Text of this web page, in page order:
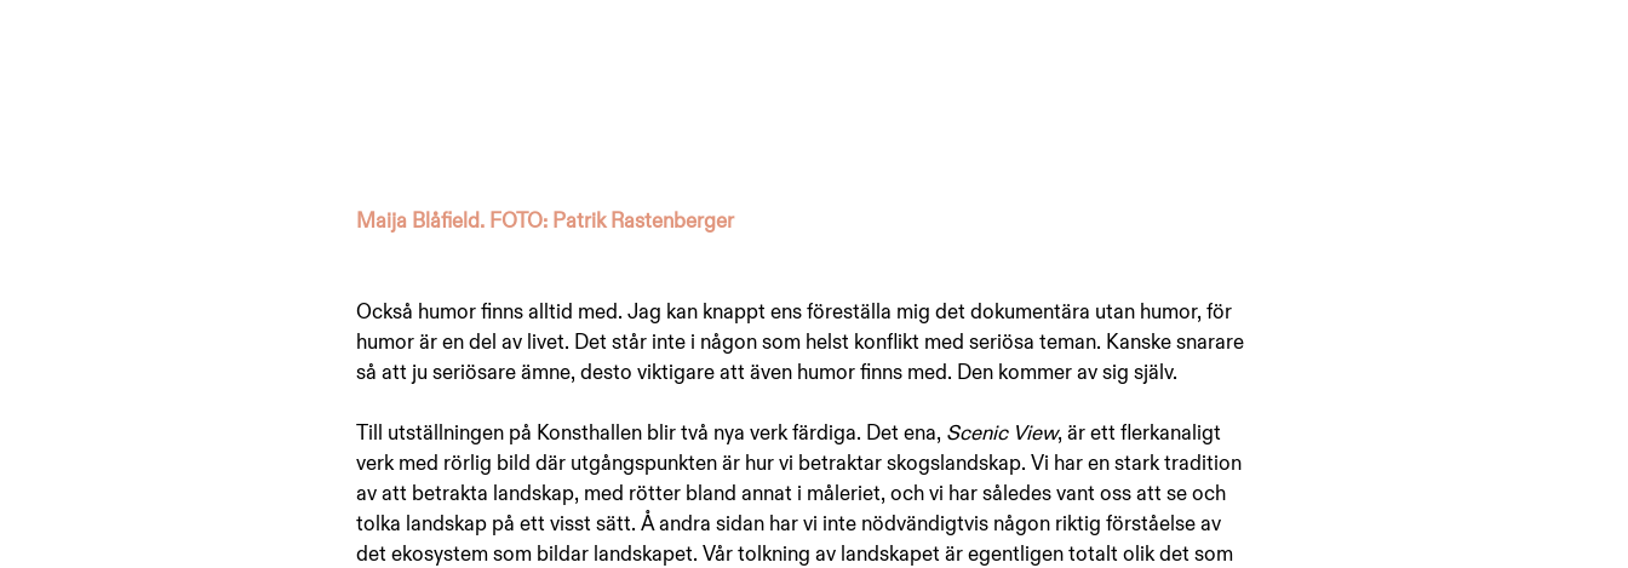
Maija Blåfield. FOTO: Patrik Rastenberger
Också humor finns alltid med. Jag kan knappt ens föreställa mig det dokumentära utan humor, för
humor är en del av livet. Det står inte i någon som helst konflikt med seriösa teman. Kanske snarare
så att ju seriösare ämne, desto viktigare att även humor finns med. Den kommer av sig själv.
Till utställningen på Konsthallen blir två nya verk färdiga. Det ena, Scenic View, är ett flerkanaligt
verk med rörlig bild där utgångspunkten är hur vi betraktar skogslandskap. Vi har en stark tradition
av att betrakta landskap, med rötter bland annat i måleriet, och vi har således vant oss att se och
tolka landskap på ett visst sätt. Å andra sidan har vi inte nödvändigtvis någon riktig förståelse av
det ekosystem som bildar landskapet. Vår tolkning av landskapet är egentligen totalt olik det som